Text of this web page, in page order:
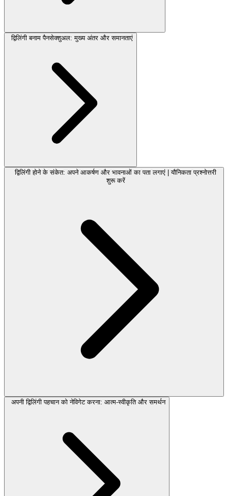
द्विलिंगी बनाम पैनसेक्शुअल: मुख्य अंतर और समानताएं
द्विलिंगी होने के संकेत: अपने आकर्षण और भावनाओं का पता लगाएं | यौनिकता प्रश्नोत्तरी
शुरू करें
अपनी द्विलिंगी पहचान को नेविगेट करना: आत्म-स्वीकृति और समर्थन